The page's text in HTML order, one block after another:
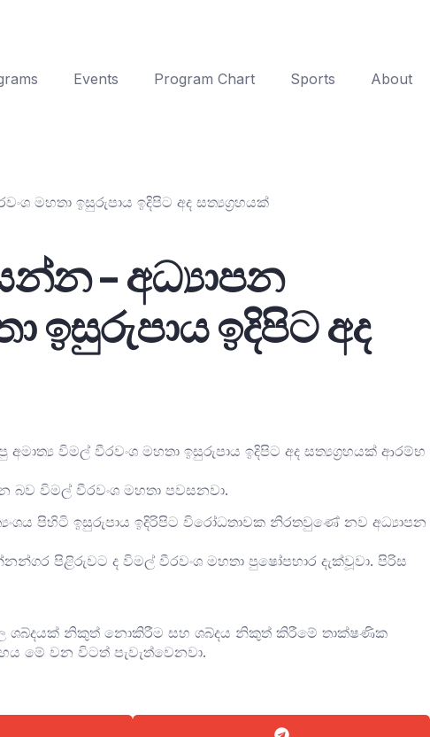
Events Program Chart Sports About
මහතා ඉසුරුපාය ඉදිපිට අද සත්‍යග්‍රහයක්
– අධ්‍යාපන
ඉසුරුපාය ඉදිපිට අද
විමල් වීරවංශ මහතා ඉසුරුපාය ඉදිපිට අද සත්‍යග්‍රහයක් ආරම්භ
විමල් වීරවංශ මහතා පවසනවා.
පිහිටි ඉසුරුපාය ඉදිරිපිට විරෝධතාවක නිරතවුණේ නව අධ්‍යාපන
පිළිරුවට ද විමල් වීරවංශ මහතා පුෂෝපහාර දැක්වූවා. පිරිස
ශබ්දයක් නිකුත් නොකිරීම සහ ශබ්දය නිකුත් කිරීමේ තාක්ෂණික
මේ වන විටත් පැවැත්වෙනවා.